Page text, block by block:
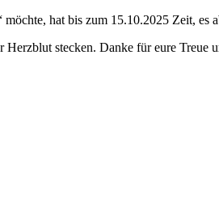
hat bis zum 15.10.2025 Zeit, es
stecken. Danke für eure Treue